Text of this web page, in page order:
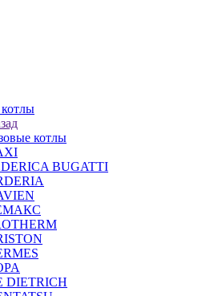
котлы
BUGATTI
DIETRICH